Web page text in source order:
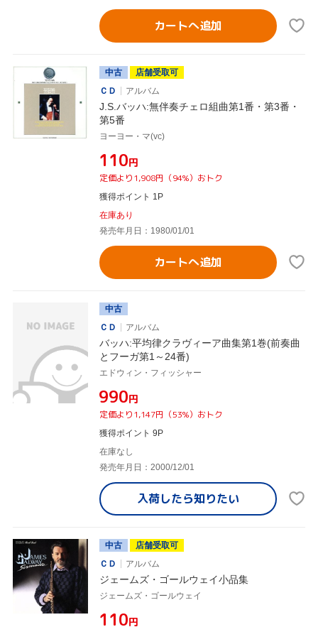
カートへ追加
中古
店舗受取可
ＣＤ
アルバム
J.S.バッハ:無伴奏チェロ組曲第1番・第3番・
第5番
ヨーヨー・マ(vc)
¥110円
定価より1,908円（94%）おトク
獲得ポイント 1P
在庫あり
発売年月日：1980/01/01
カートへ追加
中古
ＣＤ
アルバム
バッハ:平均律クラヴィーア曲集第1巻(前奏曲
とフーガ第1～24番)
エドウィン・フィッシャー
¥990円
定価より1,147円（53%）おトク
獲得ポイント 9P
在庫なし
発売年月日：2000/12/01
入荷したら知りたい
中古
店舗受取可
ＣＤ
アルバム
ジェームズ・ゴールウェイ小品集
ジェームズ・ゴールウェイ
¥110円